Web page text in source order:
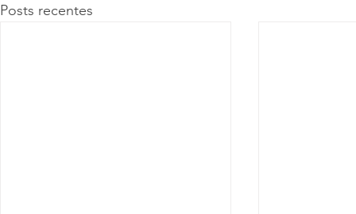
Posts recentes